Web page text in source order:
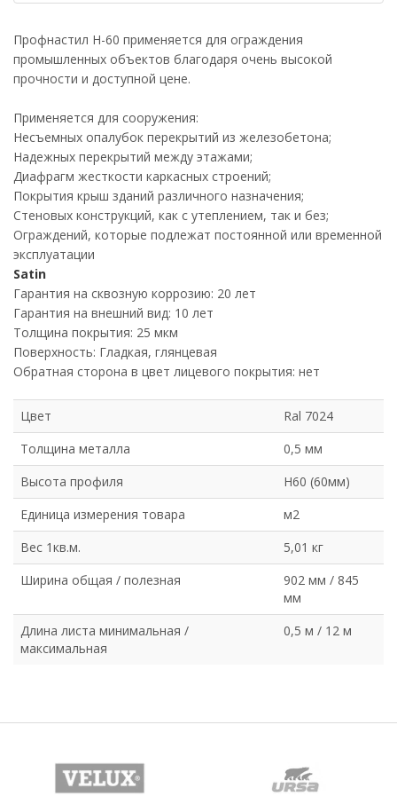
Профнастил Н-60 применяется для ограждения
промышленных объектов благодаря очень высокой
прочности и доступной цене.
Применяется для сооружения:
Несъемных опалубок перекрытий из железобетона;
Надежных перекрытий между этажами;
Диафрагм жесткости каркасных строений;
Покрытия крыш зданий различного назначения;
Стеновых конструкций, как с утеплением, так и без;
Ограждений, которые подлежат постоянной или временной
эксплуатации
Satin
Гарантия на сквозную коррозию: 20 лет
Гарантия на внешний вид: 10 лет
Толщина покрытия: 25 мкм
Поверхность: Гладкая, глянцевая
Обратная сторона в цвет лицевого покрытия: нет
Цвет
Ral 7024
Толщина металла
0,5 мм
Высота профиля
Н60 (60мм)
Единица измерения товара
м2
Вес 1кв.м.
5,01 кг
Ширина общая / полезная
902 мм / 845
мм
Длина листа минимальная /
максимальная
0,5 м / 12 м